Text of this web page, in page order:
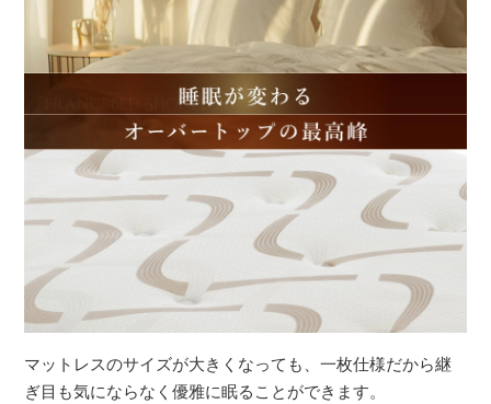
マットレスのサイズが大きくなっても、一枚仕様だから継
ぎ目も気にならなく優雅に眠ることができます。